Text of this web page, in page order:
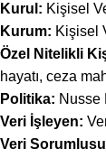
Kurul: Kişisel
Kurum: Kişisel
Özel Nitelikli
hayatı, ceza
Politika: Nusse
Veri İşleyen:
Veri